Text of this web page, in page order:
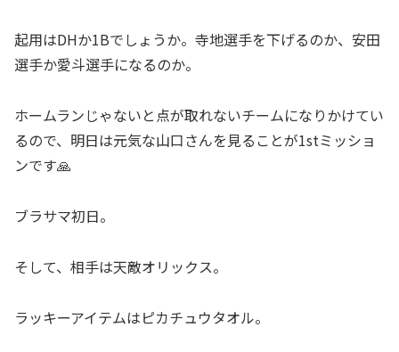
起用はDHか1Bでしょうか。寺地選手を下げるのか、安田
選手か愛斗選手になるのか。
ホームランじゃないと点が取れないチームになりかけてい
るので、明日は元気な山口さんを見ることが1stミッショ
ンです🙏
ブラサマ初日。
そして、相手は天敵オリックス。
ラッキーアイテムはピカチュウタオル。